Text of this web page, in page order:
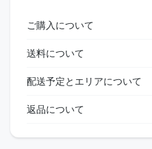
ご購入について
送料について
配送予定とエリアについて
返品について